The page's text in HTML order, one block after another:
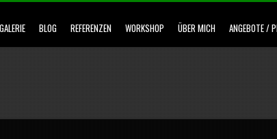
GALERIE BLOG REFERENZEN WORKSHOP ÜBER MICH ANGEBOTE /